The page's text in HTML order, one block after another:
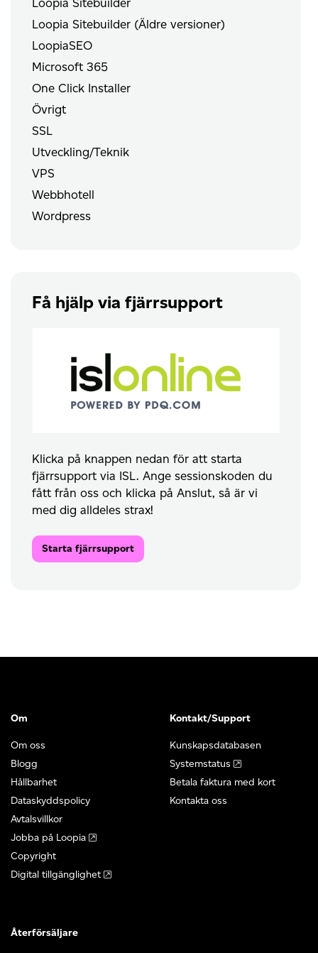
Loopia Sitebuilder (Äldre versioner)
LoopiaSEO
Microsoft 365
One Click Installer
Övrigt
SSL
Utveckling/Teknik
VPS
Webbhotell
Wordpress
Få hjälp via fjärrsupport
Klicka på knappen nedan för att starta
fjärrsupport via ISL. Ange sessionskoden du
fått från oss och klicka på Anslut, så är vi
med dig alldeles strax!
Starta fjärrsupport
Om
Om oss
Blogg
Hållbarhet
Dataskyddspolicy
Avtalsvillkor
Jobba på Loopia
Copyright
Digital tillgänglighet
Kontakt/Support
Kunskapsdatabasen
Systemstatus
Betala faktura med kort
Kontakta oss
Återförsäljare